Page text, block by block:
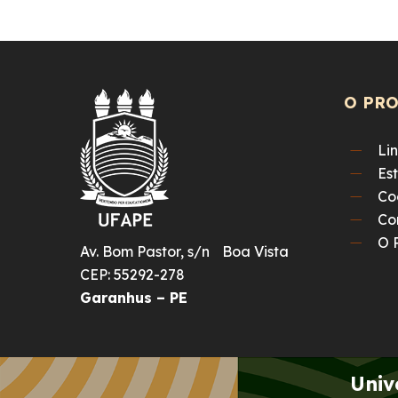
Av. Bom Pastor, s/n Boa Vista
CEP: 55292-278
Garanhus – PE
O
O